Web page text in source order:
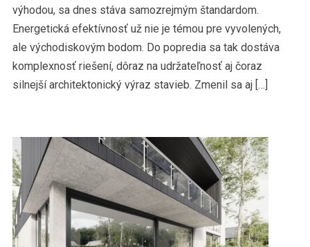
výhodou, sa dnes stáva samozrejmým štandardom.
Energetická efektívnosť už nie je témou pre vyvolených,
ale východiskovým bodom. Do popredia sa tak dostáva
komplexnosť riešení, dôraz na udržateľnosť aj čoraz
silnejší architektonický výraz stavieb. Zmenil sa aj […]